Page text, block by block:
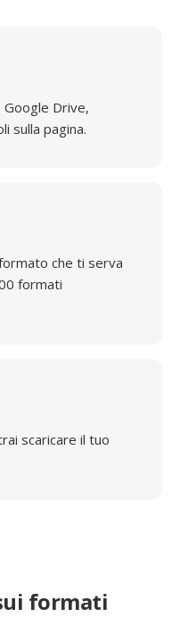
Google Drive,
sulla pagina.
che ti serva
formati
scaricare il tuo
formati